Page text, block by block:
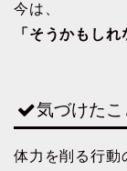
今は、
「そうかもし
気づけた
体力を削る行動